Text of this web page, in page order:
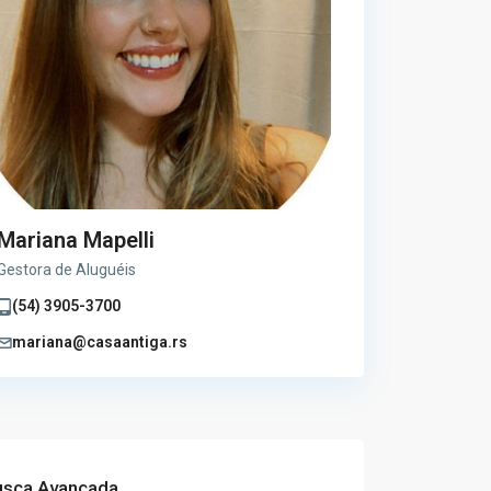
Mapelli
de Aluguéis
(54) 3905-3700
mariana@casaantiga.rs